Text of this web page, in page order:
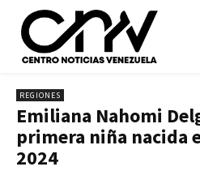
REGIONES
Emiliana Nahomi
primera niña nacida
2024